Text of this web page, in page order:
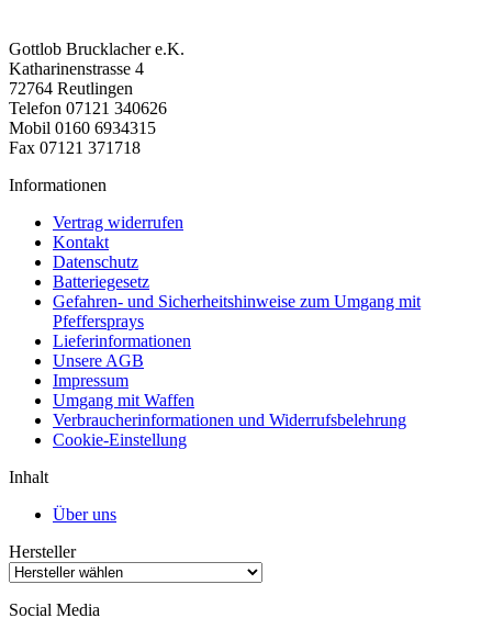
Gottlob Brucklacher e.K.
Katharinenstrasse 4
72764 Reutlingen
Telefon 07121 340626
Mobil 0160 6934315
Fax 07121 371718
Informationen
Vertrag widerrufen
Kontakt
Datenschutz
Batteriegesetz
Gefahren- und Sicherheitshinweise zum Umgang mit
Pfeffersprays
Lieferinformationen
Unsere AGB
Impressum
Umgang mit Waffen
Verbraucherinformationen und Widerrufsbelehrung
Cookie-Einstellung
Inhalt
Über uns
Hersteller
Social Media